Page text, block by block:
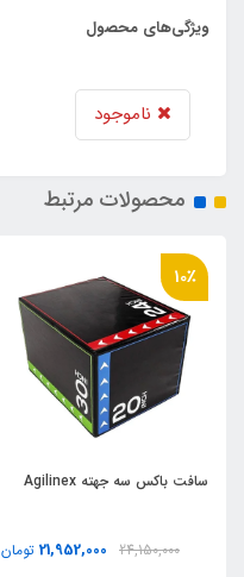
ویژگی‌های محصول
ناموجود
محصولات مرتبط
سافت باکس سه جهته Agilinex
24,150,000
10٪
21,952,000 تومان